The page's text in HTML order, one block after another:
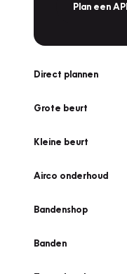
Plan een
Direct plannen
Grote beurt
Kleine beurt
Airco onderhoud
Bandenshop
Banden